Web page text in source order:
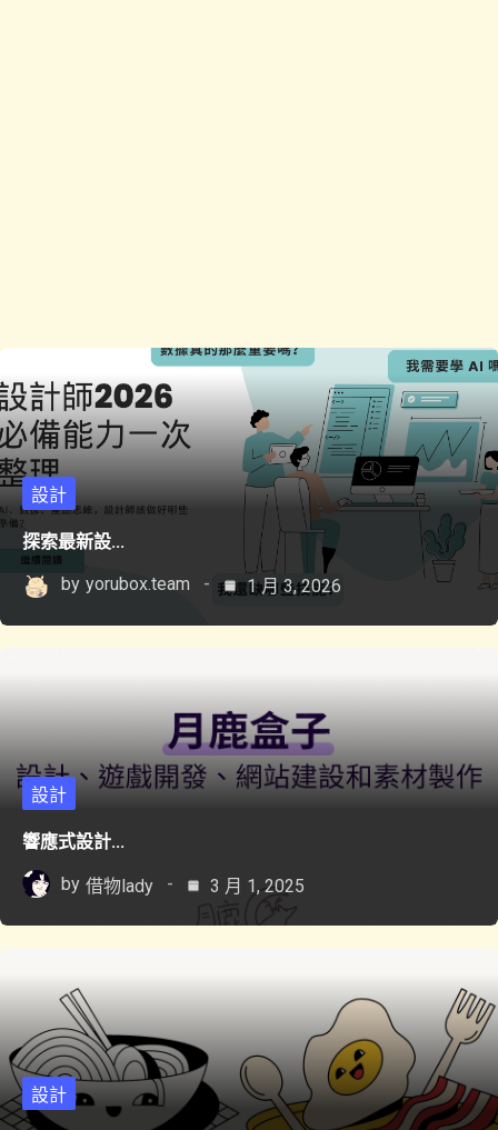
設計
探索最新設...
by yorubox.team 1 月 3, 2026
設計
響應式設計...
by 借物lady 3 月 1, 2025
設計